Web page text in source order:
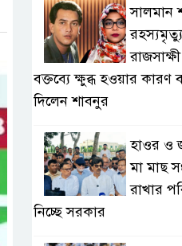
সালমান
বক্তব্যে ক্ষুব্ধ হওয়ার কারণ
দিলেন শাবনুর
হাওর ও
মা মাছ
রাখার
নিচ্ছে সরকার